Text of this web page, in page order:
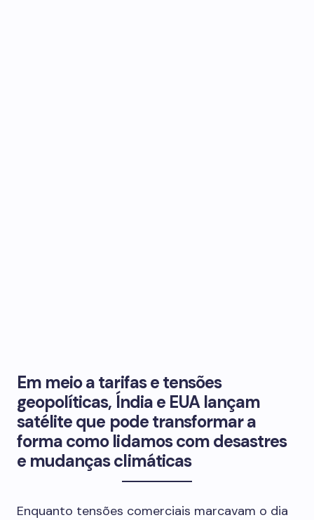
Em meio a tarifas e tensões
geopolíticas, Índia e EUA lançam
satélite que pode transformar a
forma como lidamos com desastres
e mudanças climáticas
Enquanto tensões comerciais marcavam o dia